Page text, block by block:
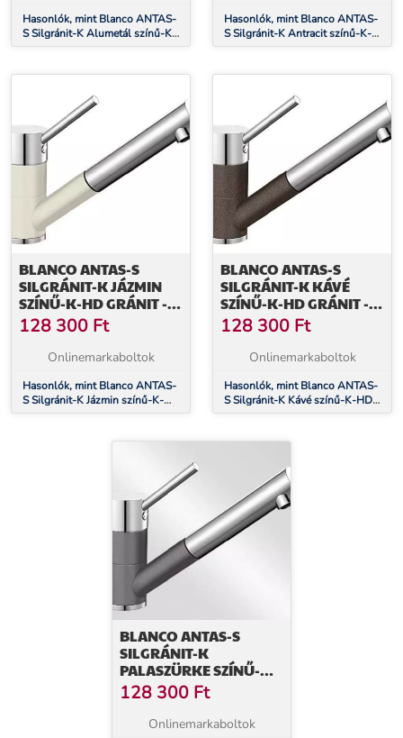
Hasonlók, mint Blanco ANTAS-
S Silgránit-K Alumetál színű-K-
HD Gránit - króm csaptelep
Hasonlók, mint Blanco ANTAS-
S Silgránit-K Antracit színű-K-
HD Gránit - króm csaptelep
BLANCO ANTAS-S
SILGRÁNIT-K JÁZMIN
SZÍNŰ-K-HD GRÁNIT -
KRÓM CSAPTELEP
(515351)
128 300 Ft
Onlinemarkaboltok
Hasonlók, mint Blanco ANTAS-
S Silgránit-K Jázmin színű-K-
HD Gránit - króm csaptelep
BLANCO ANTAS-S
SILGRÁNIT-K KÁVÉ
SZÍNŰ-K-HD GRÁNIT -
KRÓM CSAPTELEP
(515357)
128 300 Ft
Onlinemarkaboltok
Hasonlók, mint Blanco ANTAS-
S Silgránit-K Kávé színű-K-HD
Gránit - króm csaptelep
BLANCO ANTAS-S
SILGRÁNIT-K
PALASZÜRKE SZÍNŰ-K-
HD GRÁNIT - KRÓM
CSAPTELEP (518794)
128 300 Ft
Onlinemarkaboltok